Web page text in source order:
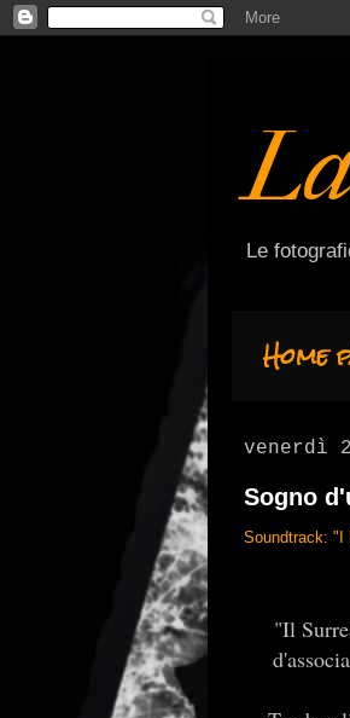
Le
Home
venerdì
Sogno
Soundtrack: "I
"Il